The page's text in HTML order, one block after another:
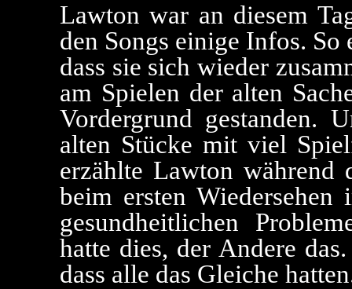
Lawton war an diesem
den Songs einige Infos.
dass sie sich wieder
am Spielen der alten
Vordergrund gestanden.
alten Stücke mit viel
erzählte Lawton während
beim ersten
gesundheitlichen
hatte dies, der Andere
dass alle das Gleiche